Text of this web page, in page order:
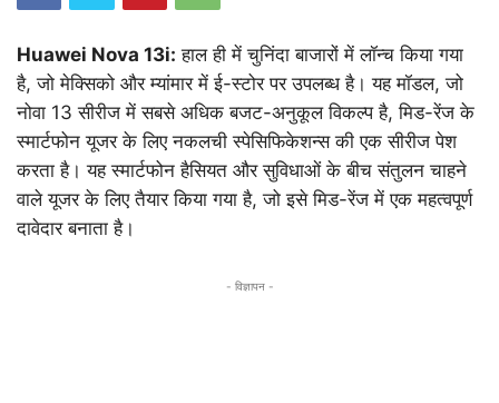
Huawei Nova 13i: हाल ही में चुनिंदा बाजारों में लॉन्च किया गया
है, जो मेक्सिको और म्यांमार में ई-स्टोर पर उपलब्ध है। यह मॉडल, जो
नोवा 13 सीरीज में सबसे अधिक बजट-अनुकूल विकल्प है, मिड-रेंज के
स्मार्टफोन यूजर के लिए नकलची स्पेसिफिकेशन्स की एक सीरीज पेश
करता है। यह स्मार्टफोन हैसियत और सुविधाओं के बीच संतुलन चाहने
वाले यूजर के लिए तैयार किया गया है, जो इसे मिड-रेंज में एक महत्वपूर्ण
दावेदार बनाता है।
- विज्ञापन -